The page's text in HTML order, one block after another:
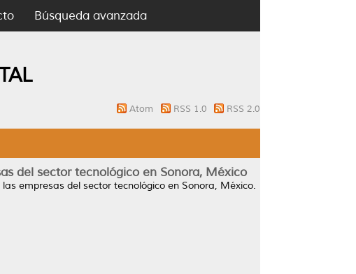
Búsqueda avanzada
Atom RSS 1.0 RSS 2.0
del sector tecnológico en Sonora, México
empresas del sector tecnológico en Sonora, México.